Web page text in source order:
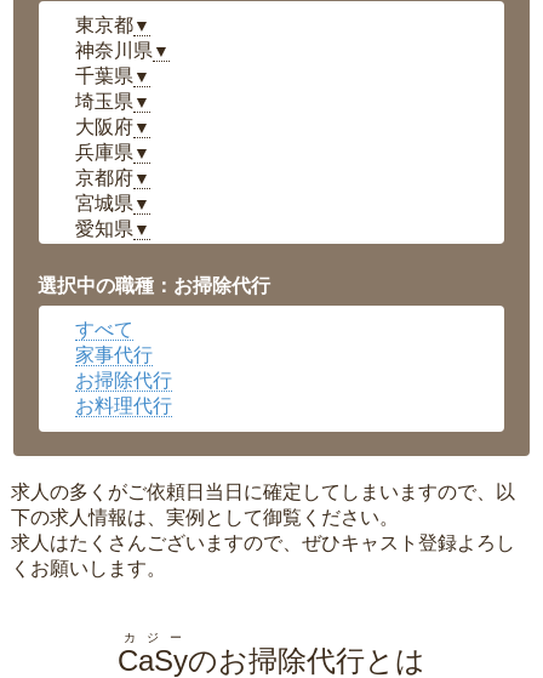
東京都▼
神奈川県 ▼
千葉県 ▼
埼玉県 ▼
大阪府▼
兵庫県 ▼
京都府▼
宮城県 ▼
愛知県 ▼
岡山県▼
広島県▼
沖縄県
選択中の職種：お掃除代行
すべて
家事代行
お掃除代行
お料理代行
求人の多くがご依頼日当日に確定してしまいますので、以
下の求人情報は、実例として御覧ください。
求人はたくさんございますので、ぜひキャスト登録よろし
くお願いします。
CaSy
カジー
のお掃除代行とは